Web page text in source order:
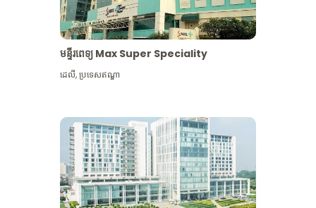
មន្ទីរពេទ្យ Max Super Speciality
ដេលី,ប្រទេសឥណ្ឌា